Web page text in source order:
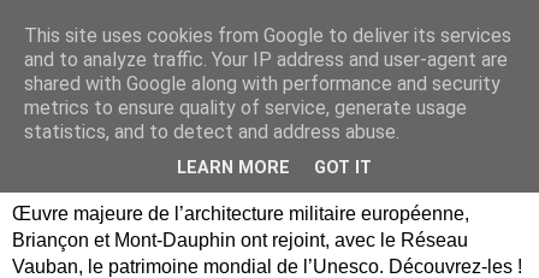
Briançon, Mont-Dauphin,
Vauban Unesco Hautes-
Œuvre majeure de l’architecture militaire européenne,
Briançon et Mont-Dauphin ont rejoint, avec le Réseau
Vauban, le patrimoine mondial de l’Unesco. Découvrez-les !
This site uses cookies from Google to deliver its services
and to analyze traffic. Your IP address and user-agent are
shared with Google along with performance and security
metrics to ensure quality of service, generate usage
statistics, and to detect and address abuse.
LEARN MORE GOT IT